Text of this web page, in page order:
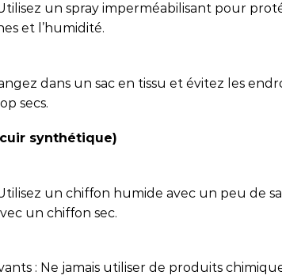
un spray imperméabilisant pour
et l’humidité.
dans un sac en tissu et évitez les
secs.
synthétique)
un chiffon humide avec un peu de
un chiffon sec.
: Ne jamais utiliser de produits